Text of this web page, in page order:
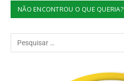
NÃO ENCONTROU O QUE QUERIA?